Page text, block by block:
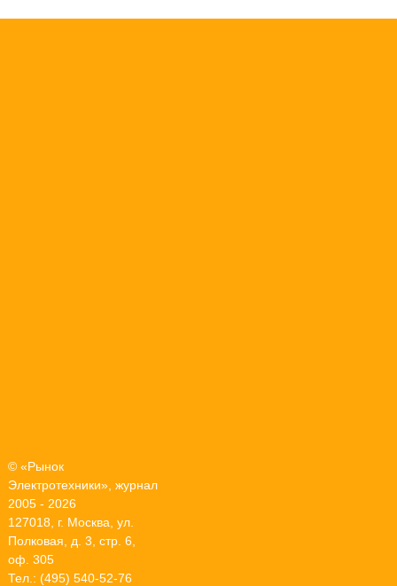
© «Рынок
Электротехники», журнал
2005 - 2026
127018, г. Москва, ул.
Полковая, д. 3, стр. 6,
оф. 305
Тел.: (495) 540-52-76